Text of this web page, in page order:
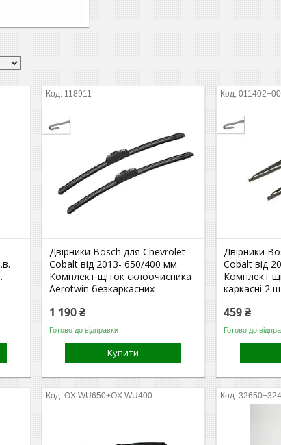
118911
Двірники Bosch для Chevrolet
Cobalt від 2013- 650/400 мм.
Комплект щіток склоочисника
Aerotwin безкаркасних
1 190 ₴
Готово до відправки
Купити
Двірники
Cobalt від
Комплект
каркасні 2
459 ₴
Готово до
OX WU650+OX WU400